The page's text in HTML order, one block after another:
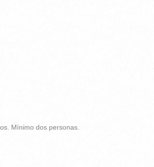
Mínimo dos personas.